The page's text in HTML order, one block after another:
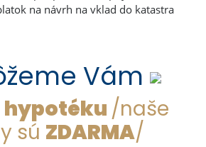
na návrh na vklad do katastra
Vám
hypotéku /naše
sú ZDARMA/